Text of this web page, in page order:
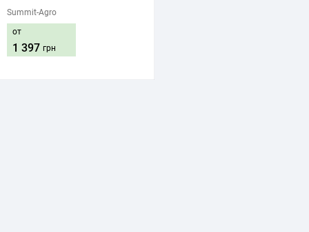
Summit-Agro
от
1 397 грн